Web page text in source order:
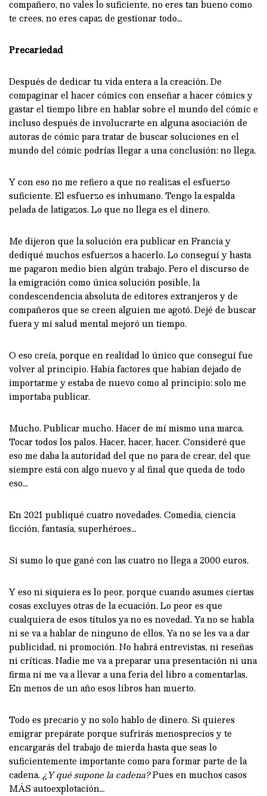
compañero, no vales lo suficiente, no eres tan bueno como
te crees, no eres capaz de gestionar todo…
Precariedad
Después de dedicar tu vida entera a la creación. De
compaginar el hacer cómics con enseñar a hacer cómics y
gastar el tiempo libre en hablar sobre el mundo del cómic e
incluso después de involucrarte en alguna asociación de
autoras de cómic para tratar de buscar soluciones en el
mundo del cómic podrías llegar a una conclusión: no llega.
Y con eso no me refiero a que no realizas el esfuerzo
suficiente. El esfuerzo es inhumano. Tengo la espalda
pelada de latigazos. Lo que no llega es el dinero.
Me dijeron que la solución era publicar en Francia y
dediqué muchos esfuerzos a hacerlo. Lo conseguí y hasta
me pagaron medio bien algún trabajo. Pero el discurso de
la emigración como única solución posible, la
condescendencia absoluta de editores extranjeros y de
compañeros que se creen alguien me agotó. Dejé de buscar
fuera y mi salud mental mejoró un tiempo.
O eso creía, porque en realidad lo único que conseguí fue
volver al principio. Había factores que habían dejado de
importarme y estaba de nuevo como al principio: solo me
importaba publicar.
Mucho. Publicar mucho. Hacer de mí mismo una marca.
Tocar todos los palos. Hacer, hacer, hacer. Consideré que
eso me daba la autoridad del que no para de crear, del que
siempre está con algo nuevo y al final que queda de todo
eso…
En 2021 publiqué cuatro novedades. Comedia, ciencia
ficción, fantasía, superhéroes…
Si sumo lo que gané con las cuatro no llega a 2000 euros.
Y eso ni siquiera es lo peor, porque cuando asumes ciertas
cosas excluyes otras de la ecuación. Lo peor es que
cualquiera de esos títulos ya no es novedad. Ya no se habla
ni se va a hablar de ninguno de ellos. Ya no se les va a dar
publicidad, ni promoción. No habrá entrevistas, ni reseñas
ni críticas. Nadie me va a preparar una presentación ni una
firma ni me va a llevar a una feria del libro a comentarlas.
En menos de un año esos libros han muerto.
Todo es precario y no solo hablo de dinero. Si quieres
emigrar prepárate porque sufrirás menosprecios y te
encargarás del trabajo de mierda hasta que seas lo
suficientemente importante como para formar parte de la
cadena.¿Y qué supone la cadena?Pues en muchos casos
MÁS autoexplotación…